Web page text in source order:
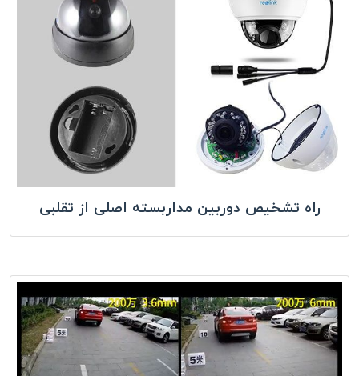
راه تشخیص دوربین مداربسته اصلی از تقلبی